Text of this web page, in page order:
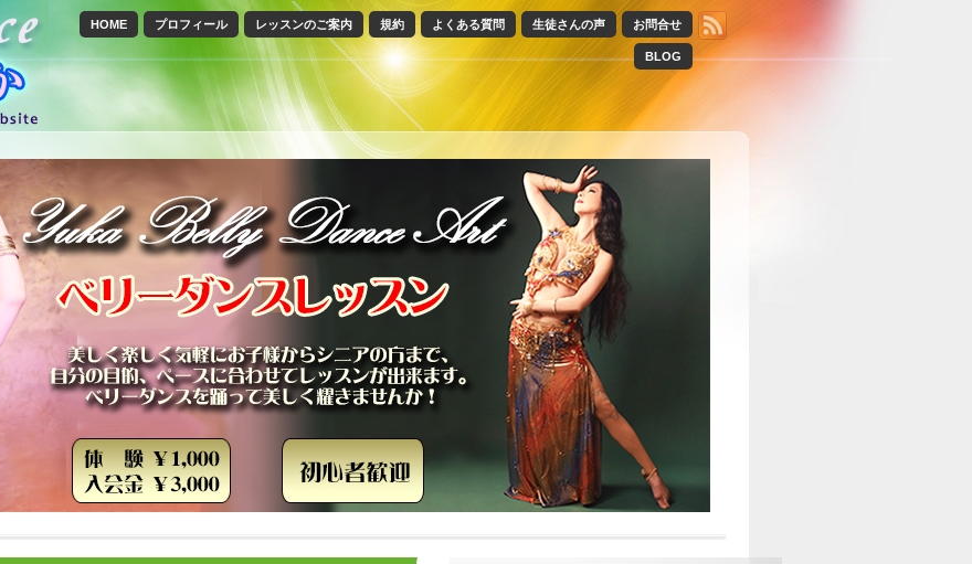
お問合せ
生徒さんの声
よくある質問
規約
レッスンのご案内
プロフィール
HOME
BLOG